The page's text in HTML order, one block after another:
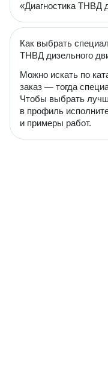
«Диагностика ТНВД
Как выбрать
ТНВД дизельного
Можно искать по
заказ — тогда
Чтобы выбрать
в профиль
и примеры работ.